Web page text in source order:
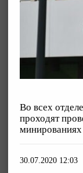
Во всех
проходят
минированиях
30.07.2020 12:03